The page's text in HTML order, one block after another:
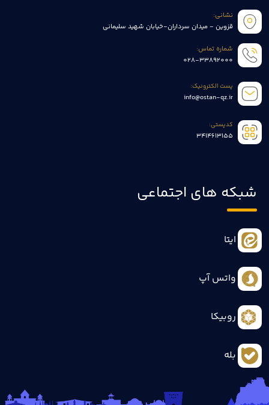
نشانی:
قزوین - میدان سرداران-خیابان شهید سلیمانی
شماره تماس:
028-33892000
پست الکترونیک:
info@ostan-qz.ir
کدپستی:
3414613155
شبکه های اجتماعی
ایتا
واتس آپ
روبیکا
بله